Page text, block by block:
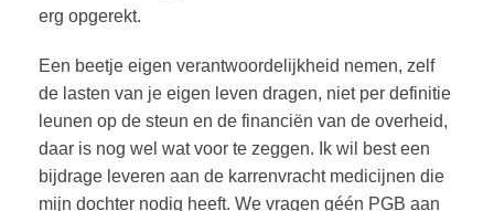
erg opgerekt.
Een beetje eigen verantwoordelijkheid nemen, zelf
de lasten van je eigen leven dragen, niet per definitie
leunen op de steun en de financiën van de overheid,
daar is nog wel wat voor te zeggen. Ik wil best een
bijdrage leveren aan de karrenvracht medicijnen die
mijn dochter nodig heeft. We vragen géén PGB aan